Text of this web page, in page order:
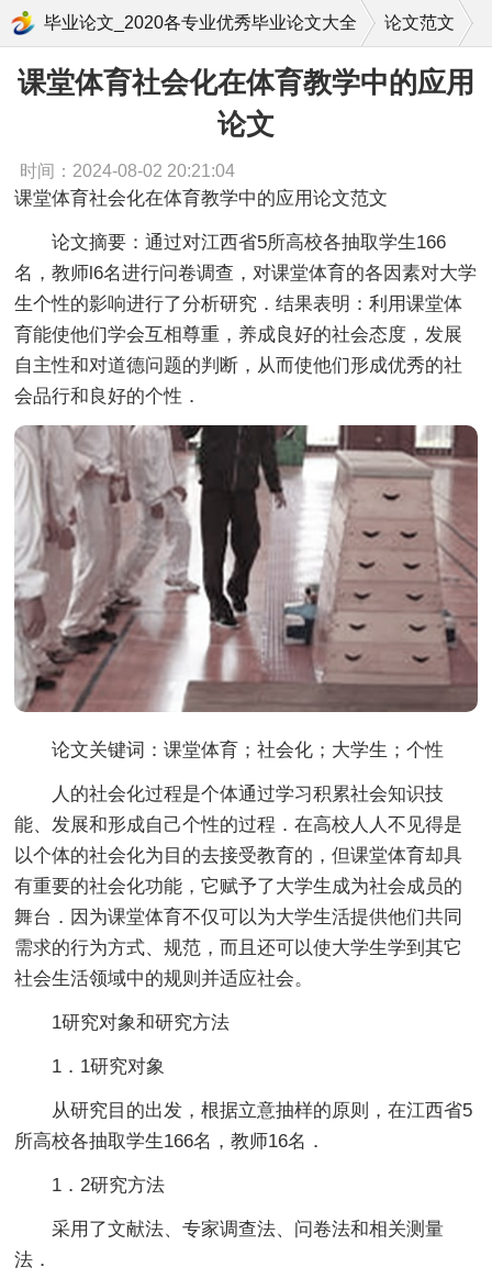
毕业论文_2020各专业优秀毕业论文大全 论文范文
课堂体育社会化在体育教学中的应用
论文
时间：2024-08-02 20:21:04
课堂体育社会化在体育教学中的应用论文范文
论文摘要：通过对江西省5所高校各抽取学生166
名，教师l6名进行问卷调查，对课堂体育的各因素对大学
生个性的影响进行了分析研究．结果表明：利用课堂体
育能使他们学会互相尊重，养成良好的社会态度，发展
自主性和对道德问题的判断，从而使他们形成优秀的社
会品行和良好的个性．
论文关键词：课堂体育；社会化；大学生；个性
人的社会化过程是个体通过学习积累社会知识技
能、发展和形成自己个性的过程．在高校人人不见得是
以个体的社会化为目的去接受教育的，但课堂体育却具
有重要的社会化功能，它赋予了大学生成为社会成员的
舞台．因为课堂体育不仅可以为大学生活提供他们共同
需求的行为方式、规范，而且还可以使大学生学到其它
社会生活领域中的规则并适应社会。
1研究对象和研究方法
1．1研究对象
从研究目的出发，根据立意抽样的原则，在江西省5
所高校各抽取学生166名，教师16名．
1．2研究方法
采用了文献法、专家调查法、问卷法和相关测量
法．